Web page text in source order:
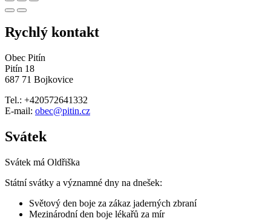
Rychlý kontakt
Obec Pitín
Pitín 18
687 71 Bojkovice
Tel.: +420572641332
E-mail: obec@pitin.cz
Svátek
Svátek má Oldřiška
Státní svátky a významné dny na dnešek:
Světový den boje za zákaz jaderných zbraní
Mezinárodní den boje lékařů za mír